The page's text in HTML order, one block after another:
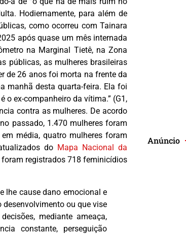
Hodiernamente, para além de
como ocorreu com Tainara
após quase um mês internada
na Marginal Tietê, na Zona
públicas, as mulheres brasileiras
de 26 anos foi morta na frente da
manhã desta quarta-feira. Ela foi
o ex-companheiro da vítima.” (G1,
contra as mulheres. De acordo
passado, 1.470 mulheres foram
média, quatro mulheres foram
do Mapa Nacional da
registrados 718 feminicídios
lhe cause dano emocional e
ou que vise
mediante ameaça,
constante, perseguição
Anúncio